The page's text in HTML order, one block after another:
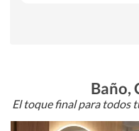
Baño,
El toque final para todos